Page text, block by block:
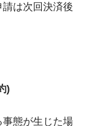
は次回決済後
)
態が生じた場